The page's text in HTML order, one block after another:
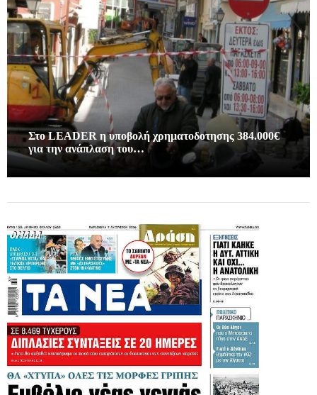
Στο LEADER η υποβολή χρηματοδοτησης 384.000€
για την ανάπλαση του…